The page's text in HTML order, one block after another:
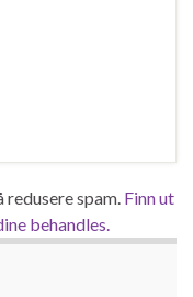
spam. Finn ut
behandles.